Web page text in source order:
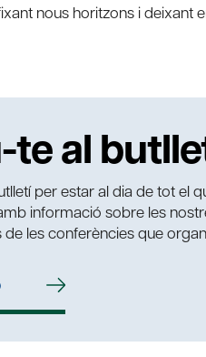
nous horitzons i deixant
te al
per estar al dia de tot el
informació sobre les
les conferències que